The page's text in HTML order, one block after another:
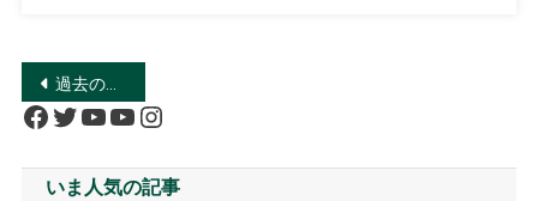
投
稿
ナ
過去の投稿
Facebook
Twitter
YouTube
YouTube
Instagram
いま人気の記事